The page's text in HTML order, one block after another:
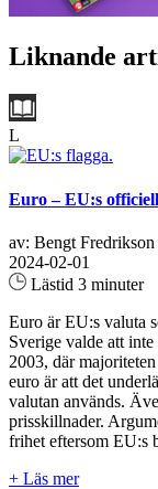
Liknande
L
Euro – EU:s
av: Bengt Fredrikson
2024-02-01
Lästid 3 minuter
Euro är EU:s valuta
Sverige valde att
2003, där
euro är att det
valutan används.
prisskillnader.
frihet eftersom EU:s
+ Läs mer